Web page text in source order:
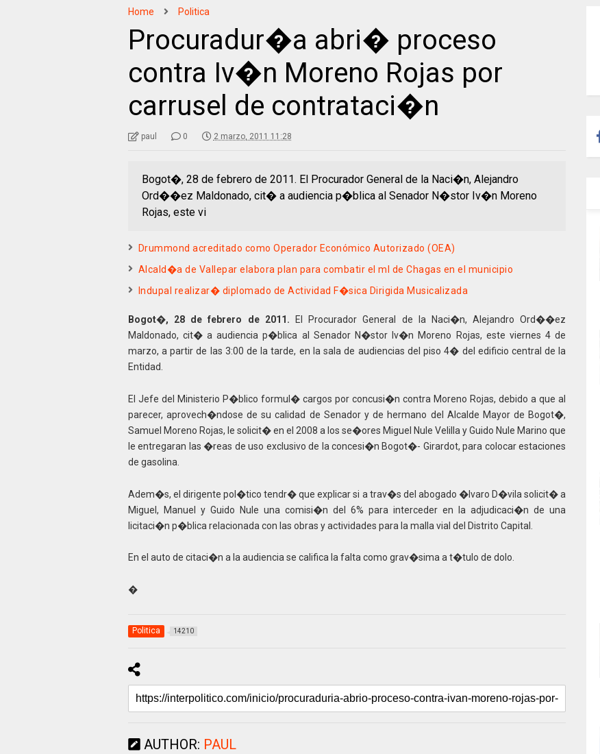
Home Politica
Procuradur�a abri� proceso
contra Iv�n Moreno Rojas por
carrusel de contrataci�n
paul 0 2 marzo, 2011 11:28
Bogot�, 28 de febrero de 2011. El Procurador General de la Naci�n, Alejandro
Ord��ez Maldonado, cit� a audiencia p�blica al Senador N�stor Iv�n Moreno
Rojas, este vi
Drummond acreditado como Operador Económico Autorizado (OEA)
Alcald�a de Vallepar elabora plan para combatir el ml de Chagas en el municipio
Indupal realizar� diplomado de Actividad F�sica Dirigida Musicalizada
Bogot�, 28 de febrero de 2011. El Procurador General de la Naci�n, Alejandro Ord��ez
Maldonado, cit� a audiencia p�blica al Senador N�stor Iv�n Moreno Rojas, este viernes 4 de
marzo, a partir de las 3:00 de la tarde, en la sala de audiencias del piso 4� del edificio central de la
Entidad.
El Jefe del Ministerio P�blico formul� cargos por concusi�n contra Moreno Rojas, debido a que al
parecer, aprovech�ndose de su calidad de Senador y de hermano del Alcalde Mayor de Bogot�,
Samuel Moreno Rojas, le solicit� en el 2008 a los se�ores Miguel Nule Velilla y Guido Nule Marino que
le entregaran las �reas de uso exclusivo de la concesi�n Bogot�- Girardot, para colocar estaciones
de gasolina.
Adem�s, el dirigente pol�tico tendr� que explicar si a trav�s del abogado �lvaro D�vila solicit� a
Miguel, Manuel y Guido Nule una comisi�n del 6% para interceder en la adjudicaci�n de una
licitaci�n p�blica relacionada con las obras y actividades para la malla vial del Distrito Capital.
En el auto de citaci�n a la audiencia se califica la falta como grav�sima a t�tulo de dolo.
�
Politica 14210
AUTHOR: PAUL